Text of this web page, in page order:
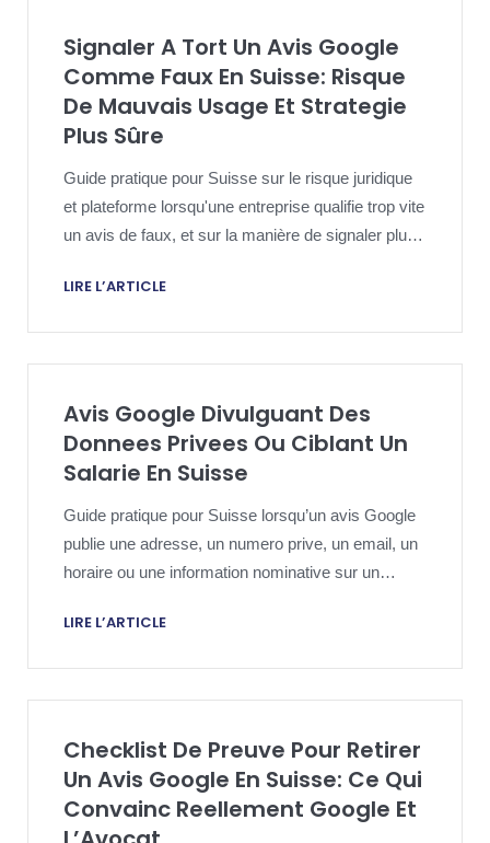
Signaler A Tort Un Avis Google
Comme Faux En Suisse: Risque
De Mauvais Usage Et Strategie
Plus Sûre
Guide pratique pour Suisse sur le risque juridique
et plateforme lorsqu'une entreprise qualifie trop vite
un avis de faux, et sur la manière de signaler plus
LIRE L’ARTICLE
Avis Google Divulguant Des
Donnees Privees Ou Ciblant Un
Salarie En Suisse
Guide pratique pour Suisse lorsqu’un avis Google
publie une adresse, un numero prive, un email, un
horaire ou une information nominative sur un
LIRE L’ARTICLE
Checklist De Preuve Pour Retirer
Un Avis Google En Suisse: Ce Qui
Convainc Reellement Google Et